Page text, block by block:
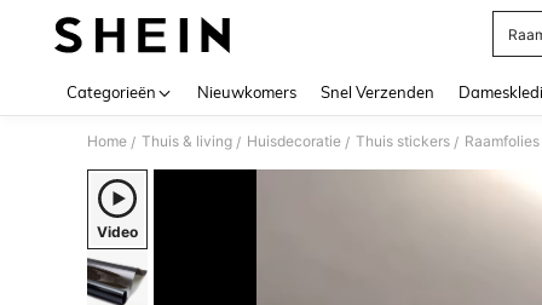
Categorieën Nieuwkomers Snel Verzenden
Home / Thuis & living / Huisdecoratie / Thuis stickers / Raamfolies
Video